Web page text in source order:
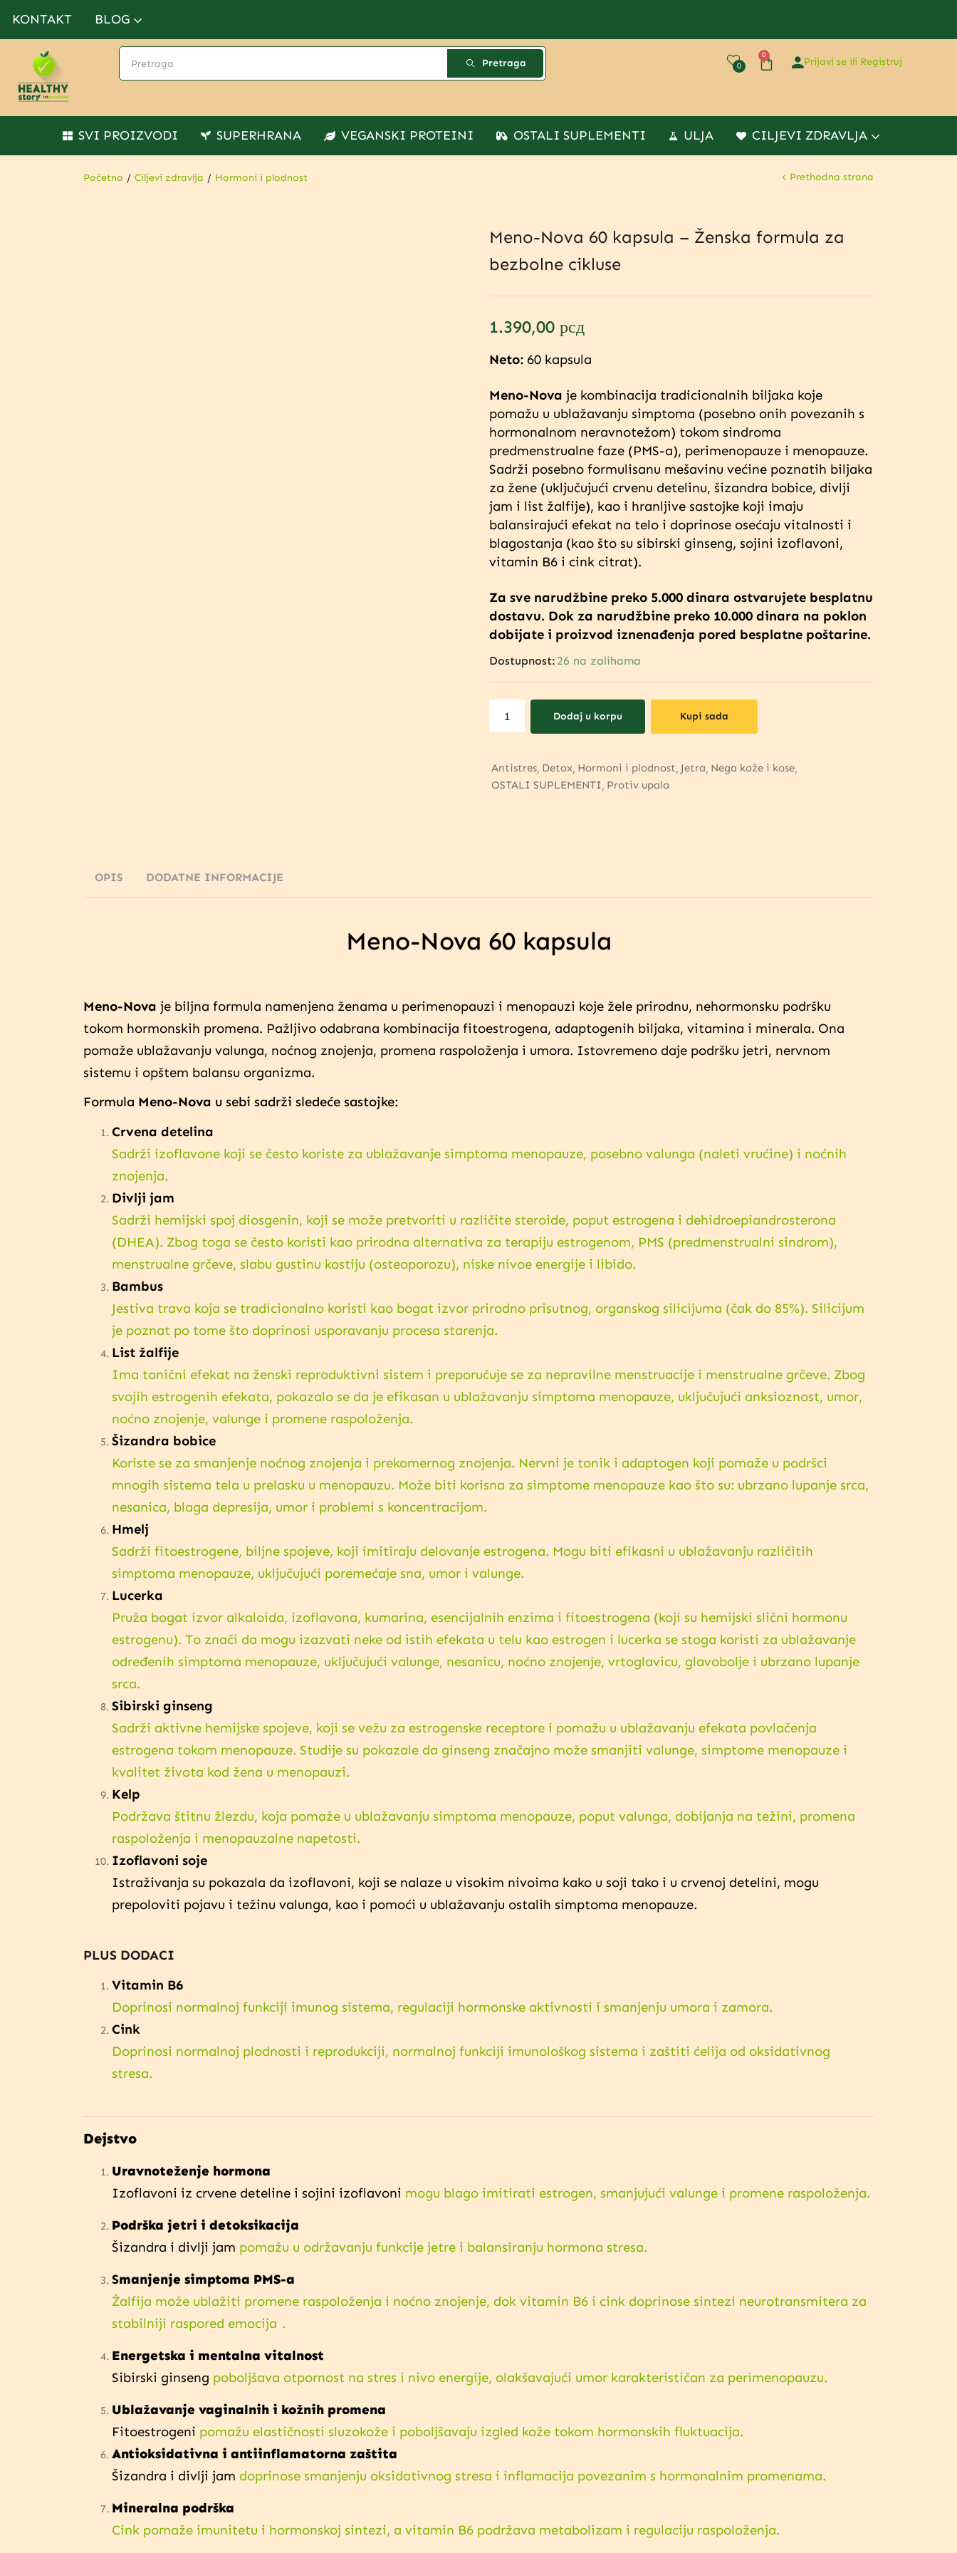
KONTAKT BLOG
Pretraga 0
0
Prijavi se ili Registruj
SVI PROIZVODI SUPERHRANA VEGANSKI PROTEINI OSTALI SUPLEMENTI ULJA CILJEVI ZDRAVLJA
Početna Ciljevi zdravlja Hormoni i plodnost Prethodna strana
Meno-Nova 60 kapsula – Ženska formula za
bezbolne cikluse
1.390,00 рсд
Neto: 60 kapsula
Meno-Nova je kombinacija tradicionalnih biljaka koje
pomažu u ublažavanju simptoma (posebno onih povezanih s
hormonalnom neravnotežom) tokom sindroma
predmenstrualne faze (PMS-a), perimenopauze i menopauze.
Sadrži posebno formulisanu mešavinu većine poznatih biljaka
za žene (uključujući crvenu detelinu, šizandra bobice, divlji
jam i list žalfije), kao i hranljive sastojke koji imaju
balansirajući efekat na telo i doprinose osećaju vitalnosti i
blagostanja (kao što su sibirski ginseng, sojini izoflavoni,
vitamin B6 i cink citrat).
Za sve narudžbine preko 5.000 dinara ostvarujete besplatnu
dostavu. Dok za narudžbine preko 10.000 dinara na poklon
dobijate i proizvod iznenađenja pored besplatne poštarine.
Dostupnost: 26 na zalihama
Dodaj u korpu Kupi sada
Antistres Detox Hormoni i plodnost Jetra Nega kože i kose
OSTALI SUPLEMENTI Protiv upala
OPIS DODATNE INFORMACIJE
Meno-Nova 60 kapsula
Meno-Nova je biljna formula namenjena ženama u perimenopauzi i menopauzi koje žele prirodnu, nehormonsku podršku
tokom hormonskih promena. Pažljivo odabrana kombinacija fitoestrogena, adaptogenih biljaka, vitamina i minerala. Ona
pomaže ublažavanju valunga, noćnog znojenja, promena raspoloženja i umora. Istovremeno daje podršku jetri, nervnom
sistemu i opštem balansu organizma.
Formula Meno-Nova u sebi sadrži sledeće sastojke:
Crvena detelina
Sadrži izoflavone koji se često koriste za ublažavanje simptoma menopauze, posebno valunga (naleti vrućine) i noćnih
znojenja.
Divlji jam
Sadrži hemijski spoj diosgenin, koji se može pretvoriti u različite steroide, poput estrogena i dehidroepiandrosterona
(DHEA). Zbog toga se često koristi kao prirodna alternativa za terapiju estrogenom, PMS (predmenstrualni sindrom),
menstrualne grčeve, slabu gustinu kostiju (osteoporozu), niske nivoe energije i libido.
Bambus
Jestiva trava koja se tradicionalno koristi kao bogat izvor prirodno prisutnog, organskog silicijuma (čak do 85%). Silicijum
je poznat po tome što doprinosi usporavanju procesa starenja.
List žalfije
Ima tonični efekat na ženski reproduktivni sistem i preporučuje se za nepravilne menstruacije i menstrualne grčeve. Zbog
svojih estrogenih efekata, pokazalo se da je efikasan u ublažavanju simptoma menopauze, uključujući anksioznost, umor,
noćno znojenje, valunge i promene raspoloženja.
Šizandra bobice
Koriste se za smanjenje noćnog znojenja i prekomernog znojenja. Nervni je tonik i adaptogen koji pomaže u podršci
mnogih sistema tela u prelasku u menopauzu. Može biti korisna za simptome menopauze kao što su: ubrzano lupanje srca,
nesanica, blaga depresija, umor i problemi s koncentracijom.
Hmelj
Sadrži fitoestrogene, biljne spojeve, koji imitiraju delovanje estrogena. Mogu biti efikasni u ublažavanju različitih
simptoma menopauze, uključujući poremećaje sna, umor i valunge.
Lucerka
Pruža bogat izvor alkaloida, izoflavona, kumarina, esencijalnih enzima i fitoestrogena (koji su hemijski slični hormonu
estrogenu). To znači da mogu izazvati neke od istih efekata u telu kao estrogen i lucerka se stoga koristi za ublažavanje
određenih simptoma menopauze, uključujući valunge, nesanicu, noćno znojenje, vrtoglavicu, glavobolje i ubrzano lupanje
srca.
Sibirski ginseng
Sadrži aktivne hemijske spojeve, koji se vežu za estrogenske receptore i pomažu u ublažavanju efekata povlačenja
estrogena tokom menopauze. Studije su pokazale da ginseng značajno može smanjiti valunge, simptome menopauze i
kvalitet života kod žena u menopauzi.
Kelp
Podržava štitnu žlezdu, koja pomaže u ublažavanju simptoma menopauze, poput valunga, dobijanja na težini, promena
raspoloženja i menopauzalne napetosti.
Izoflavoni soje
Istraživanja su pokazala da izoflavoni, koji se nalaze u visokim nivoima kako u soji tako i u crvenoj detelini, mogu
prepoloviti pojavu i težinu valunga, kao i pomoći u ublažavanju ostalih simptoma menopauze.
PLUS DODACI
Vitamin B6
Doprinosi normalnoj funkciji imunog sistema, regulaciji hormonske aktivnosti i smanjenju umora i zamora.
Cink
Doprinosi normalnoj plodnosti i reprodukciji, normalnoj funkciji imunološkog sistema i zaštiti ćelija od oksidativnog
stresa.
Dejstvo
Uravnoteženje hormona
Izoflavoni iz crvene deteline i sojini izoflavoni mogu blago imitirati estrogen, smanjujući valunge i promene raspoloženja.
Podrška jetri i detoksikacija
Šizandra i divlji jam pomažu u održavanju funkcije jetre i balansiranju hormona stresa.
Smanjenje simptoma PMS-a
Žalfija može ublažiti promene raspoloženja i noćno znojenje, dok vitamin B6 i cink doprinose sintezi neurotransmitera za
stabilniji raspored emocija .
Energetska i mentalna vitalnost
Sibirski ginseng poboljšava otpornost na stres i nivo energije, olakšavajući umor karakterističan za perimenopauzu.
Ublažavanje vaginalnih i kožnih promena
Fitoestrogeni pomažu elastičnosti sluzokože i poboljšavaju izgled kože tokom hormonskih fluktuacija.
Antioksidativna i antiinflamatorna zaštita
Šizandra i divlji jam doprinose smanjenju oksidativnog stresa i inflamacija povezanim s hormonalnim promenama.
Mineralna podrška
Cink pomaže imunitetu i hormonskoj sintezi, a vitamin B6 podržava metabolizam i regulaciju raspoloženja.